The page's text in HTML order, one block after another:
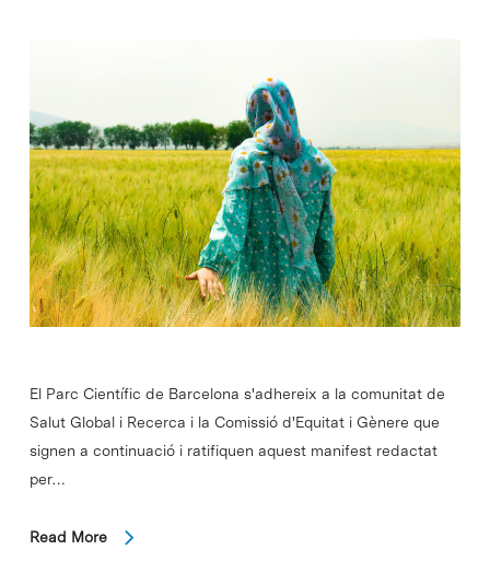
El Parc Científic de Barcelona s'adhereix a la comunitat de
Salut Global i Recerca i la Comissió d'Equitat i Gènere que
signen a continuació i ratifiquen aquest manifest redactat
per…
Read More